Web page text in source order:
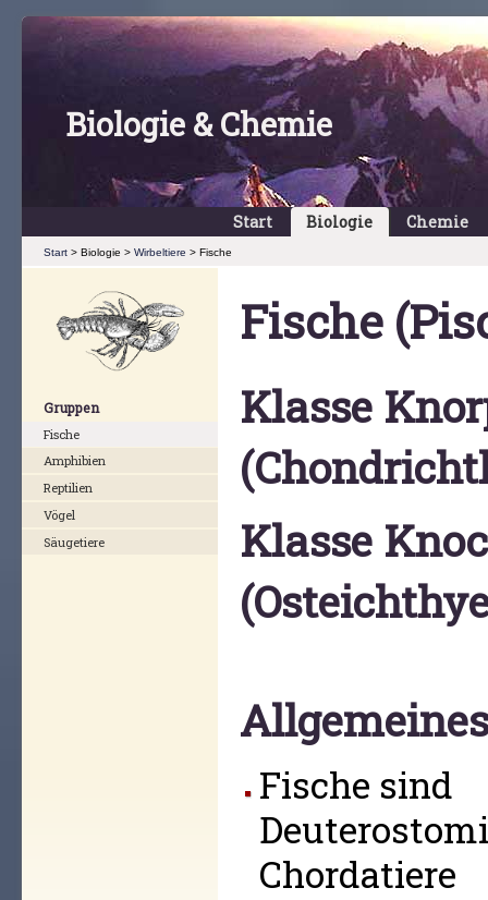
Biologie & Chemie
Start Biologie Chemie
Start > Biologie > Wirbeltiere > Fische
Gruppen
Fische
Amphibien
Reptilien
Vögel
Säugetiere
Fische
Klasse
Klasse
Allgemeines
Fische sind
Chordatiere